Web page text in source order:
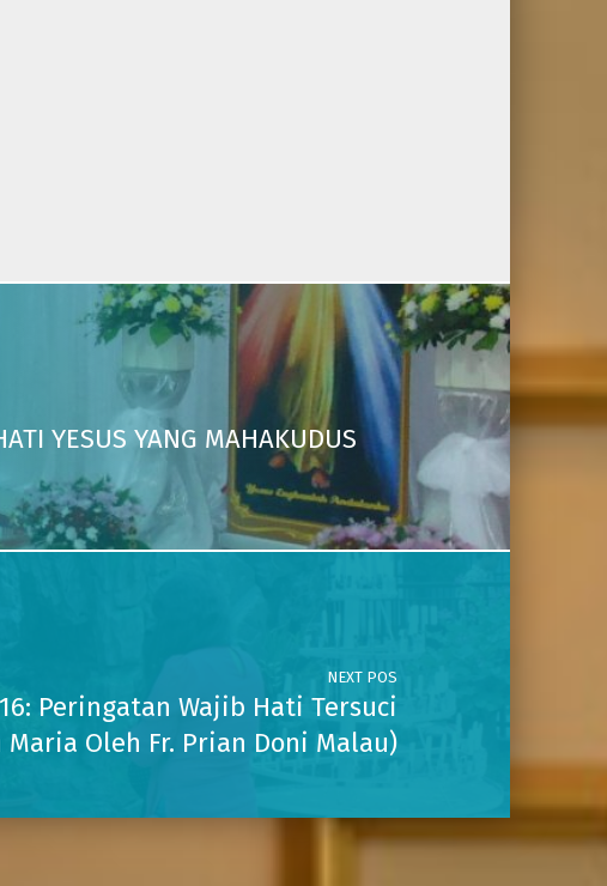
YESUS YANG MAHAKUDUS
NEXT POS
Peringatan Wajib Hati Tersuci
Maria Oleh Fr. Prian Doni Malau)